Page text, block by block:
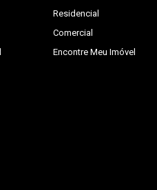
Residencial
Comercial
Encontre Meu Imóvel